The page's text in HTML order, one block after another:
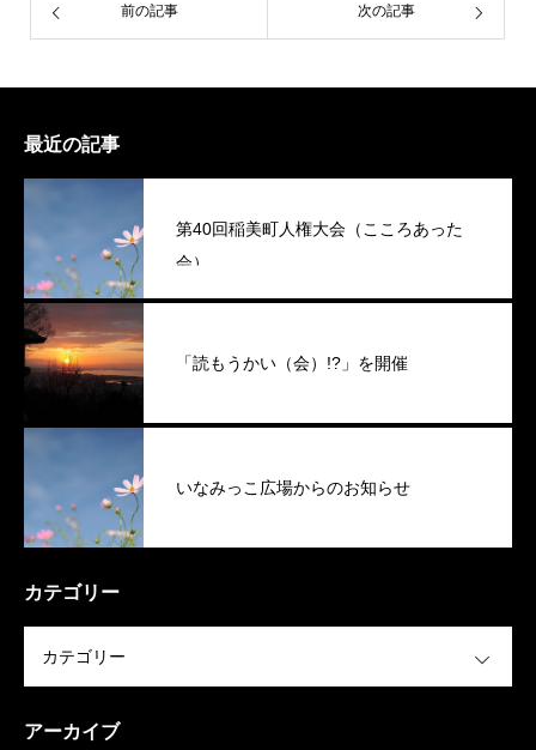
前の記事 次の記事
最近の記事
第40回稲美町人権大会（こころあった
会）
「読もうかい（会）!?」を開催
いなみっこ広場からのお知らせ
カテゴリー
アーカイブ